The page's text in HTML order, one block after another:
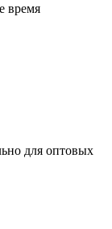
время
для оптовых